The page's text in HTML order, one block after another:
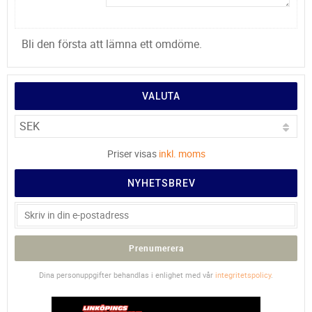
Bli den första att lämna ett omdöme.
VALUTA
Priser visas inkl. moms
NYHETSBREV
Prenumerera
Dina personuppgifter behandlas i enlighet med vår integritetspolicy.